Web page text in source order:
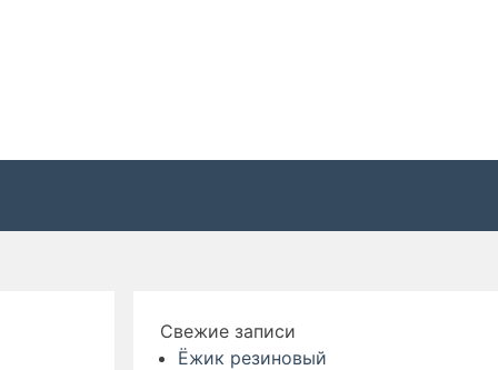
Свежие записи
Ёжик резиновый